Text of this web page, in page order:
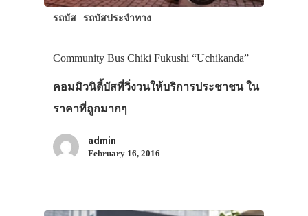
รถบัส รถบัสประจำทาง
Community Bus Chiki Fukushi “Uchikanda”
คอมมิวนิตี้บัสที่วิ่งวนให้บริการประชาชน ใน
ราคาที่ถูกมากๆ
admin
February 16, 2016
เที่ยวญี่ปุ่นด้ว
รถบัส
เดินทาง